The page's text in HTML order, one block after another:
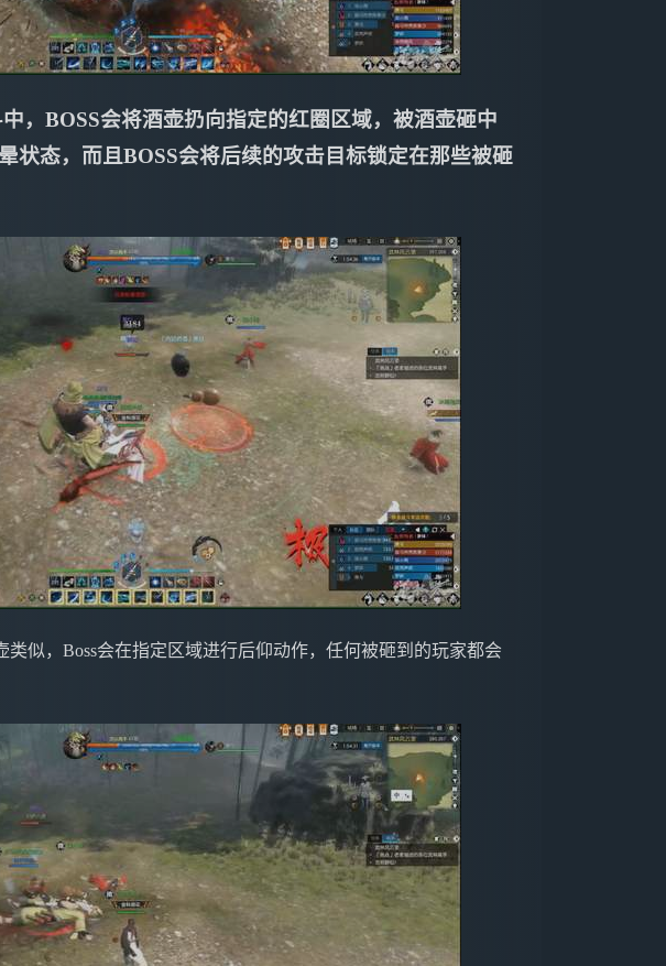
，BOSS会将酒壶扔向指定的红圈区域，被酒壶砸中
状态，而且BOSS会将后续的攻击目标锁定在那些被砸
类似，Boss会在指定区域进行后仰动作，任何被砸到的玩家都会